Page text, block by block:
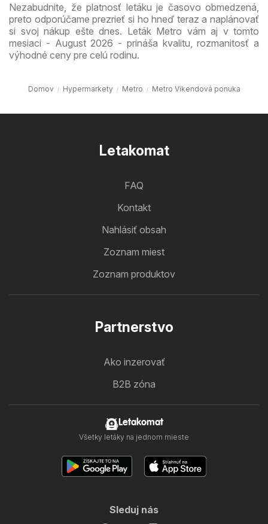
Nezabudnite, že platnosť letáku je časovo obmedzená,
preto odporúčame prezrieť si ho hneď teraz a naplánovať
si svoj nákup ešte dnes. Leták Metro vám aj v tomto
mesiaci - August 2026 - prináša kvalitu, rozmanitosť a
výhodné ceny pre celú rodinu.
Domov Hypermarkety Metro Metro Víkendová ponuka
Letakomat
FAQ
Kontakt
Nahlásiť obsah
Zoznam miest
Zoznam produktov
Partnerstvo
Ako inzerovať
B2B zóna
Letakomat
Všetky letáky na jednom mieste
Sleduj nás